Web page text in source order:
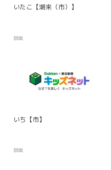
いたこ【潮来（市）】
辞典
いち【市】
辞典